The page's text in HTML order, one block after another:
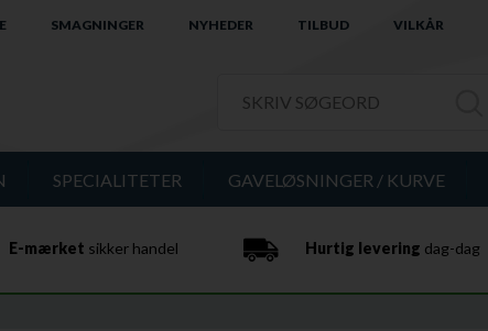
SMAGNINGER NYHEDER TILBUD VILKÅR
SPECIALITETER GAVELØSNINGER / KURVE
E-mærket sikker handel Hurtig levering dag-dag